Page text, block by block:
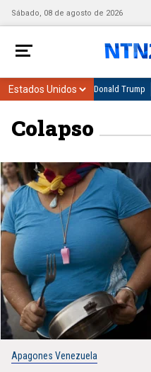
Sábado, 08 de agosto de 2026
Donald Trump
Colapso
Apagones Venezuela